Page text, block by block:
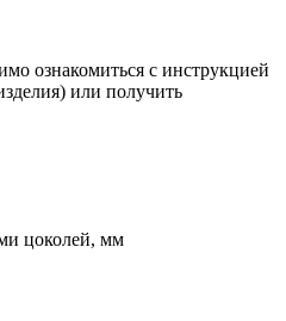
ознакомиться с инструкцией
или получить
цоколей, мм